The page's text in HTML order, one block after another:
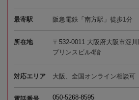
最寄駅 阪急電鉄「南方駅」徒歩1分
所在地
〒532-0011 大阪府大阪市淀
プリンスビル4階
対応エリア 大阪、全国オンライン相談可
050-5268-8595